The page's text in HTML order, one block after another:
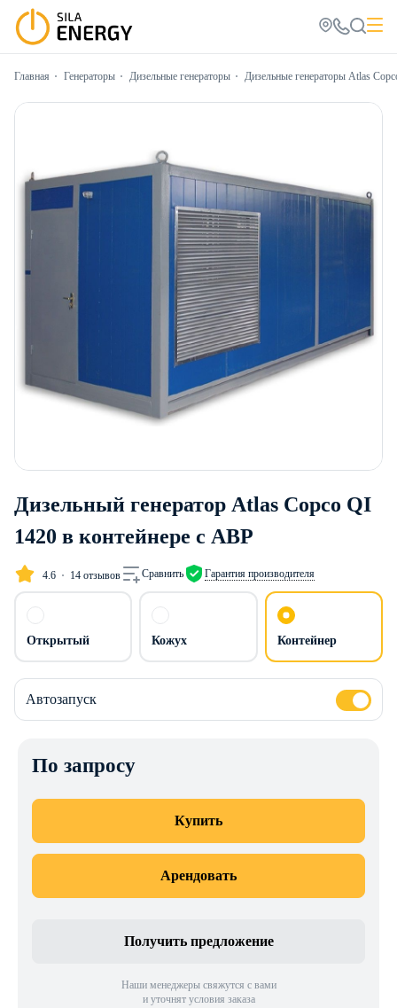
Главная Генераторы Дизельные генераторы Дизельные генераторы Atlas
Дизельный генератор Atlas Copco QI
1420 в контейнере с АВР
4.6 14 отзывов Сравнить Гарантия производителя
Открытый Кожух Контейнер
Автозапуск
По запросу
Купить
Арендовать
Получить предложение
Наши менеджеры свяжутся с вами
и уточнят условия заказа